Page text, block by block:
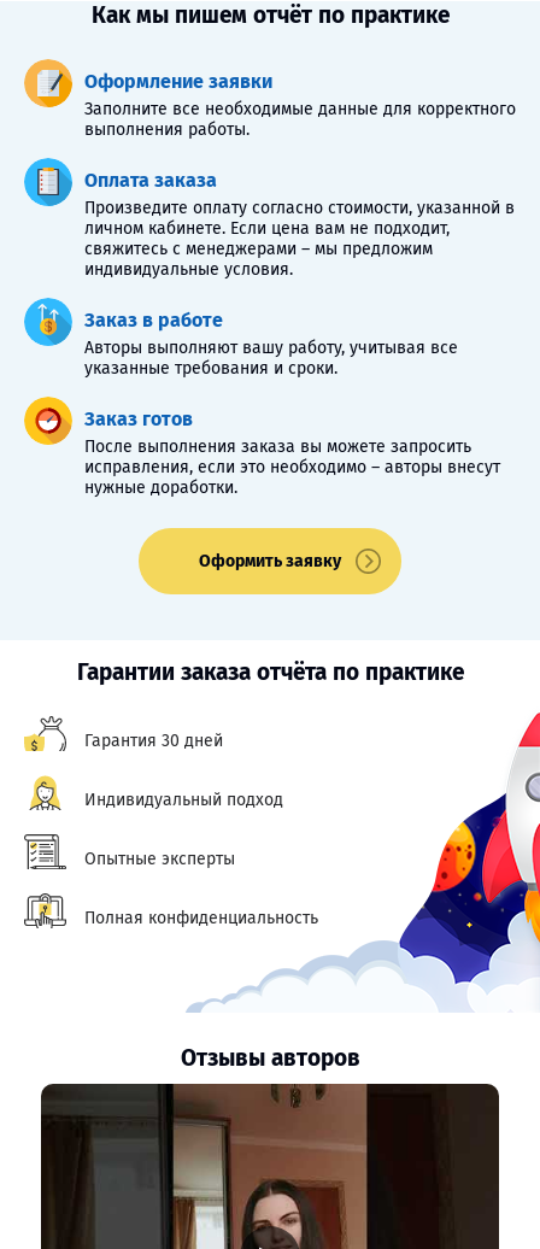
Как мы пишем отчёт по практике
Оформление заявки
Заполните все необходимые данные для корректного
выполнения работы.
Оплата заказа
Произведите оплату согласно стоимости, указанной в
личном кабинете. Если цена вам не подходит,
свяжитесь с менеджерами – мы предложим
индивидуальные условия.
Заказ в работе
Авторы выполняют вашу работу, учитывая все
указанные требования и сроки.
Заказ готов
После выполнения заказа вы можете запросить
исправления, если это необходимо – авторы внесут
нужные доработки.
Оформить заявку
Гарантии заказа отчёта по практике
Гарантия 30 дней
Индивидуальный подход
Опытные эксперты
Полная конфиденциальность
Отзывы авторов